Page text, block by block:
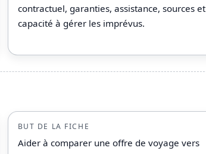
contractuel, garanties, assistance, sources et
capacité à gérer les imprévus.
BUT DE LA FICHE
Aider à comparer une offre de voyage vers